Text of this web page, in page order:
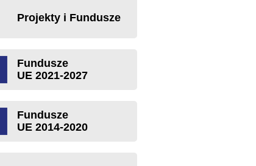
Projekty i Fundusze
Fundusze
UE 2021-2027
Fundusze
UE 2014-2020